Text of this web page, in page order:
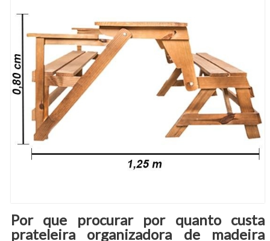
Por que procurar por quanto custa
prateleira organizadora de madeira